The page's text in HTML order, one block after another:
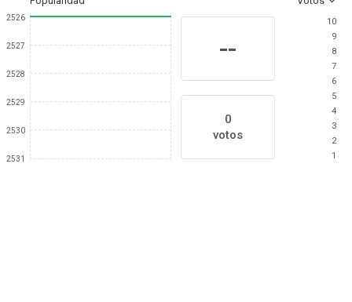
2526
2527
2528
2529
2530
2531
--
0
votos
10
9
8
7
6
5
4
3
2
1